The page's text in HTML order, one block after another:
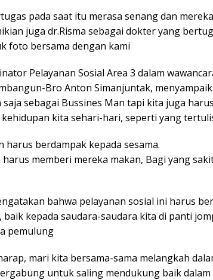
pada saat itu merasa senang dan
juga dr.Risma sebagai dokter yang
foto bersama dengan kami
Pelayanan Sosial Area 3 dalam
Bro Anton Simanjuntak,
saja sebagai Bussines Man tapi kita juga
kita sehari-hari, seperti yang
harus berdampak kepada sesama.
memberi mereka makan, Bagi yang
bahwa pelayanan sosial ini harus
kepada saudara-saudara kita di panti
pemulung
mari kita bersama-sama melangkah
untuk saling mendukung baik dalam